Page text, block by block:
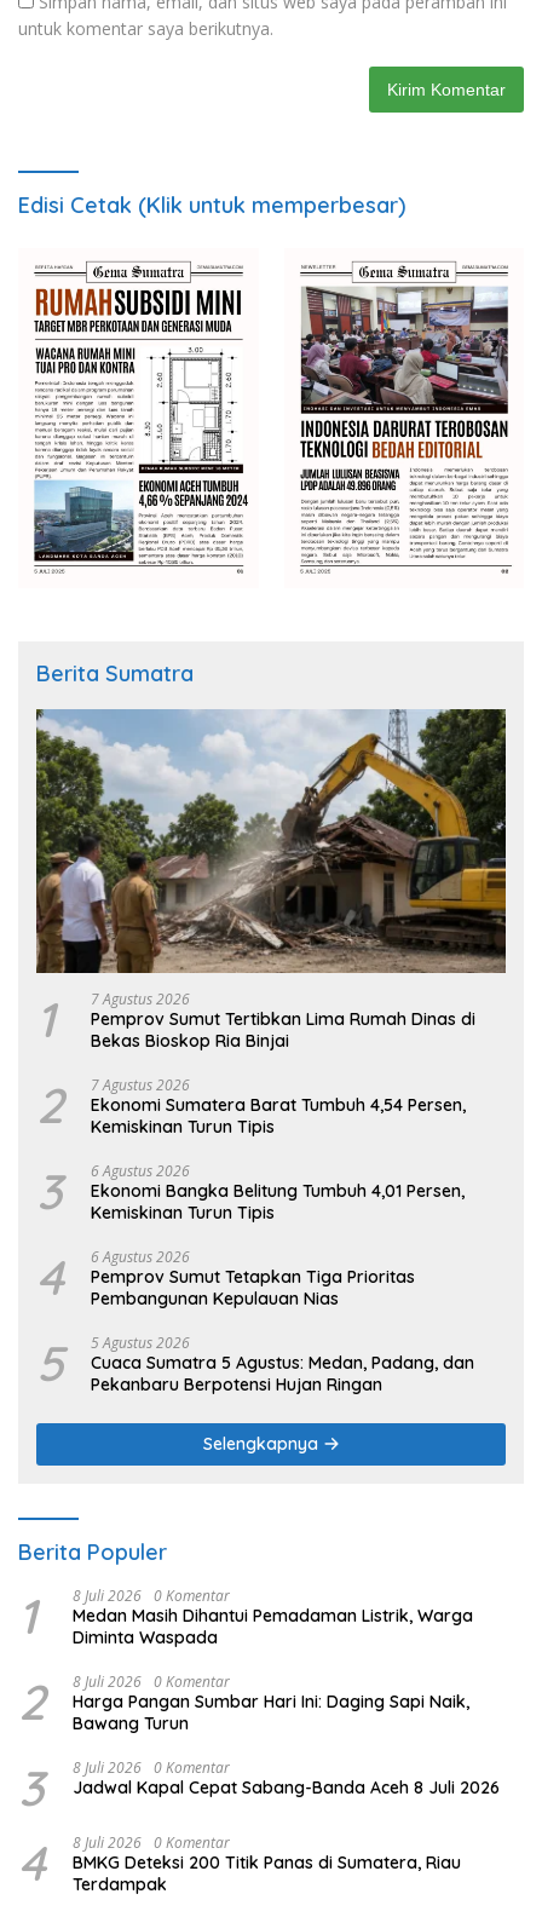
untuk komentar saya berikutnya.
Edisi Cetak (Klik untuk memperbesar)
Berita Sumatra
1 7 Agustus 2026
Pemprov Sumut Tertibkan Lima Rumah Dinas di
Bekas Bioskop Ria Binjai
2 7 Agustus 2026
Ekonomi Sumatera Barat Tumbuh 4,54 Persen,
Kemiskinan Turun Tipis
3 6 Agustus 2026
Ekonomi Bangka Belitung Tumbuh 4,01 Persen,
Kemiskinan Turun Tipis
4 6 Agustus 2026
Pemprov Sumut Tetapkan Tiga Prioritas
Pembangunan Kepulauan Nias
5 5 Agustus 2026
Cuaca Sumatra 5 Agustus: Medan, Padang, dan
Pekanbaru Berpotensi Hujan Ringan
Selengkapnya
Berita Populer
1 8 Juli 2026 0 Komentar
Medan Masih Dihantui Pemadaman Listrik, Warga
Diminta Waspada
2 8 Juli 2026 0 Komentar
Harga Pangan Sumbar Hari Ini: Daging Sapi Naik,
Bawang Turun
3 8 Juli 2026 0 Komentar
Jadwal Kapal Cepat Sabang-Banda Aceh 8 Juli 2026
4 8 Juli 2026 0 Komentar
BMKG Deteksi 200 Titik Panas di Sumatera, Riau
Terdampak